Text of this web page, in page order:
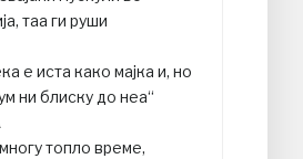
таа ги руши
е иста како мајка и, но
ни блиску до неа“
топло време,